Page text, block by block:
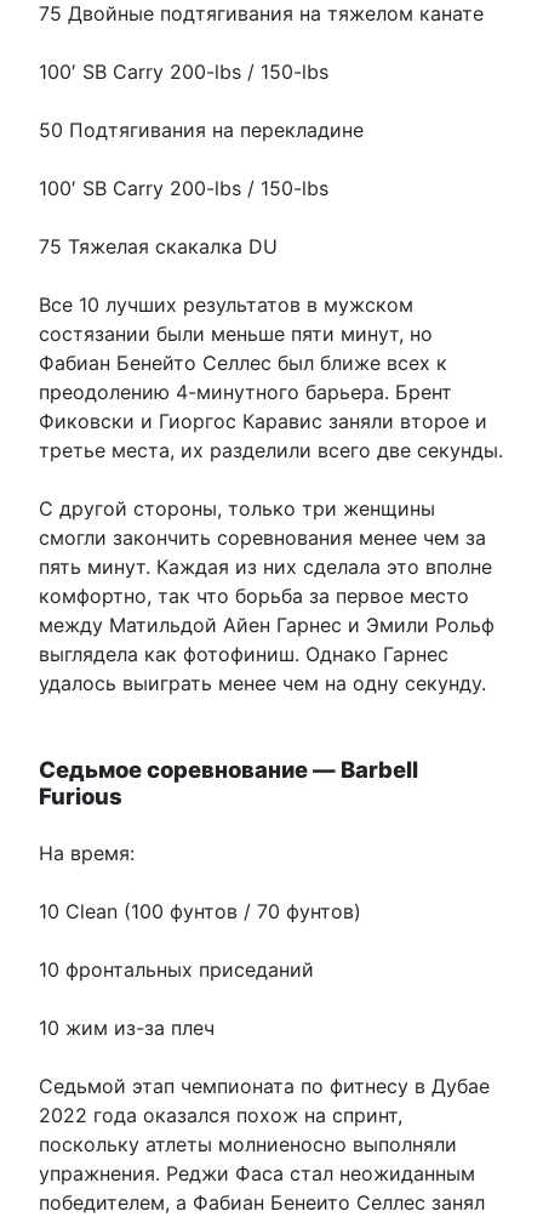
75 Двойные подтягивания на тяжелом канате
100′ SB Carry 200-lbs / 150-lbs
50 Подтягивания на перекладине
100′ SB Carry 200-lbs / 150-lbs
75 Тяжелая скакалка DU
Все 10 лучших результатов в мужском
состязании были меньше пяти минут, но
Фабиан Бенейто Селлес был ближе всех к
преодолению 4-минутного барьера. Брент
Фиковски и Гиоргос Каравис заняли второе и
третье места, их разделили всего две секунды.
С другой стороны, только три женщины
смогли закончить соревнования менее чем за
пять минут. Каждая из них сделала это вполне
комфортно, так что борьба за первое место
между Матильдой Айен Гарнес и Эмили Рольф
выглядела как фотофиниш. Однако Гарнес
удалось выиграть менее чем на одну секунду.
Седьмое соревнование — Barbell
Furious
На время:
10 Clean (100 фунтов / 70 фунтов)
10 фронтальных приседаний
10 жим из-за плеч
Седьмой этап чемпионата по фитнесу в Дубае
2022 года оказался похож на спринт,
поскольку атлеты молниеносно выполняли
упражнения. Реджи Фаса стал неожиданным
победителем, а Фабиан Бенеито Селлес занял